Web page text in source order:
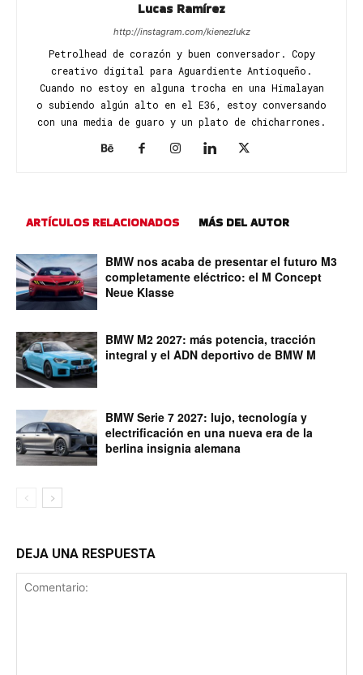
Lucas Ramírez
http://instagram.com/kienezlukz
Petrolhead de corazón y buen conversador. Copy
creativo digital para Aguardiente Antioqueño.
Cuando no estoy en alguna trocha en una Himalayan
o subiendo algún alto en el E36, estoy conversando
con una media de guaro y un plato de chicharrones.
ARTÍCULOS RELACIONADOS MÁS DEL AUTOR
BMW nos acaba de presentar el futuro M3
completamente eléctrico: el M Concept
Neue Klasse
BMW M2 2027: más potencia, tracción
integral y el ADN deportivo de BMW M
BMW Serie 7 2027: lujo, tecnología y
electrificación en una nueva era de la
berlina insignia alemana
DEJA UNA RESPUESTA